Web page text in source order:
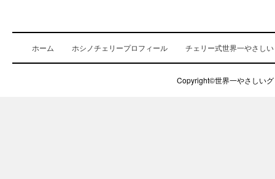
ホーム ホシノチェリープロフィール チェリー式世界一やさし
Copyright©世界一やさしい